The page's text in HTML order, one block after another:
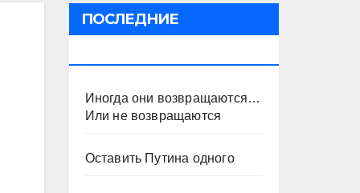
ПОСЛЕДНИЕ
Иногда они возвращаются…
Или не возвращаются
Оставить Путина одного